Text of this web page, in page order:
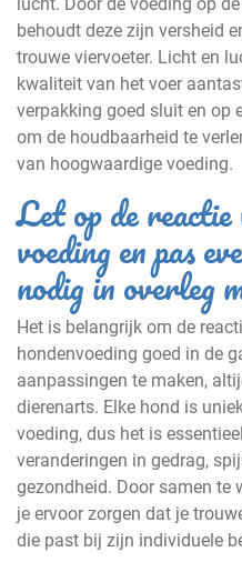
behoudt deze zijn versheid
trouwe viervoeter. Licht en
kwaliteit van het voer
verpakking goed sluit en op
om de houdbaarheid te
van hoogwaardige voeding.
Let op de reactie
voeding en pas
nodig in overleg
Het is belangrijk om de
hondenvoeding goed in de
aanpassingen te maken,
dierenarts. Elke hond is
voeding, dus het is
veranderingen in gedrag,
gezondheid. Door samen te
je ervoor zorgen dat je
die past bij zijn individuele